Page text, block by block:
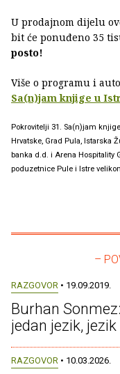
U prodajnom dijelu
bit će ponuđeno 35
posto!
Više o programu i
Sa(n)jam knjige u
Pokrovitelji 31. Sa(n)jam
Hrvatske, Grad Pula, Istarska
banka d.d. i Arena Hospitality
poduzetnice Pule i Istre
–
RAZGOVOR • 19.09.2019.
Burhan
jedan jezik,
RAZGOVOR • 10.03.2026.